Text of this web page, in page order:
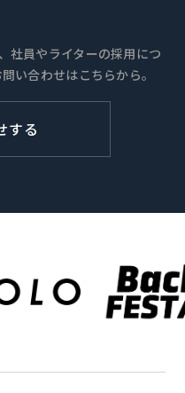
社員やライターの採用につ
い合わせはこちらから。
する